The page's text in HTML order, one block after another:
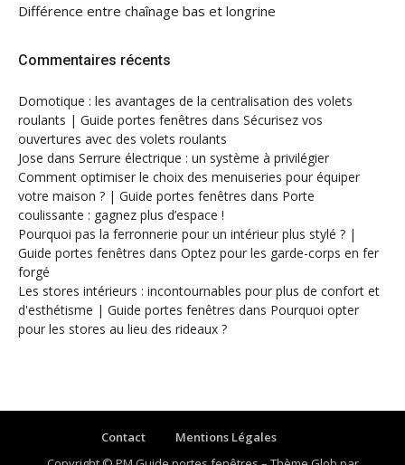
Différence entre chaînage bas et longrine
Commentaires récents
Domotique : les avantages de la centralisation des volets
roulants | Guide portes fenêtres dans Sécurisez vos
ouvertures avec des volets roulants
Jose dans Serrure électrique : un système à privilégier
Comment optimiser le choix des menuiseries pour équiper
votre maison ? | Guide portes fenêtres dans Porte
coulissante : gagnez plus d’espace !
Pourquoi pas la ferronnerie pour un intérieur plus stylé ? |
Guide portes fenêtres dans Optez pour les garde-corps en fer
forgé
Les stores intérieurs : incontournables pour plus de confort et
d'esthétisme | Guide portes fenêtres dans Pourquoi opter
pour les stores au lieu des rideaux ?
Contact
Mentions Légales